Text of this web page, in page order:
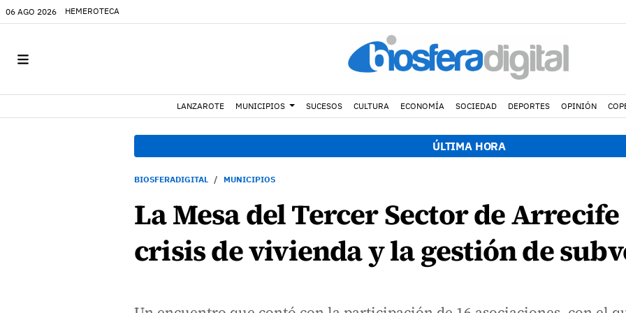
06 AGO 2026 HEMEROTECA
LANZAROTE MUNICIPIOS SUCESOS CULTURA ECONOMÍA SOCIEDAD DEPORTES OPINIÓN
ÚLTIMA HORA
BIOSFERADIGITAL MUNICIPIOS
La Mesa del Tercer Sector de
crisis de vivienda y la gestión de